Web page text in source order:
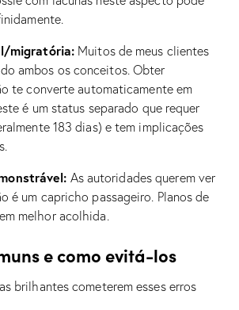
migratória: Muitos de meus clientes
ambos os conceitos. Obter
te converte automaticamente em
é um status separado que requer
183 dias) e tem implicações
As autoridades querem ver
é um capricho passageiro. Planos de
melhor acolhida.
e como evitá-los
brilhantes cometerem esses erros